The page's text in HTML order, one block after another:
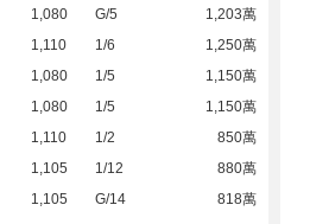
1,080 G/5
1,203萬
1,110 1/6
1,250萬
1,080 1/5
1,150萬
1,080 1/5
1,150萬
1,110 1/2
850萬
1,105 1/12
880萬
1,105 G/14 818萬